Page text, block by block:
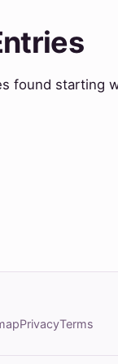
found starting
PrivacyTerms